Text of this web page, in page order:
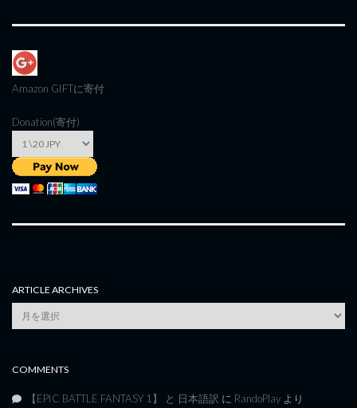
Amazon GIFTに寄付
Donation(寄付)
ARTICLE ARCHIVES
Article
Archives
COMMENTS
【EPIC BATTLE FANTASY 1】 と 日本語訳 に RandoPlay より